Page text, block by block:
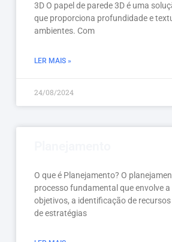
3D O papel de parede 3D é uma
que proporciona profundidade e
ambientes. Com
LER MAIS »
24/08/2024
O que é Planejamento? O
processo fundamental que envolve
objetivos, a identificação de
de estratégias